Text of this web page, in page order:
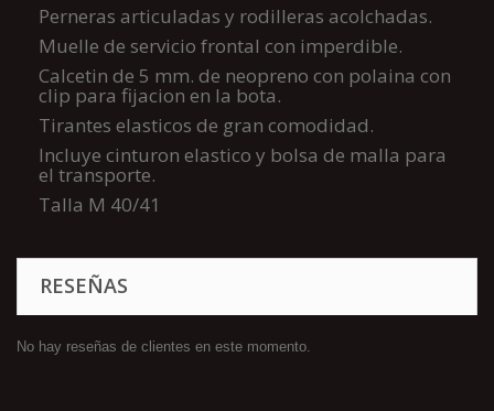
Perneras articuladas y rodilleras acolchadas.
Muelle de servicio frontal con imperdible.
Calcetin de 5 mm. de neopreno con polaina con
clip para fijacion en la bota.
Tirantes elasticos de gran comodidad.
Incluye cinturon elastico y bolsa de malla para
el transporte.
Talla M 40/41
RESEÑAS
No hay reseñas de clientes en este momento.